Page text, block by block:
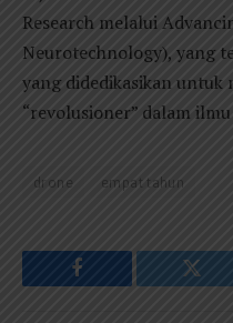
Research melalui
Neurotechnology), yang
yang didedikasikan untuk
“revolusioner” dalam
drone empat tahun
Facebook